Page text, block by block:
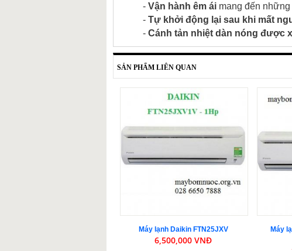
- Vận hành êm ái mang đến
- Tự khởi động lại sau khi mất
- Cánh tản nhiệt dàn nóng được
SẢN PHẨM LIÊN QUAN
Máy lạnh Daikin FTN25JXV
6,500,000 VNĐ
Máy